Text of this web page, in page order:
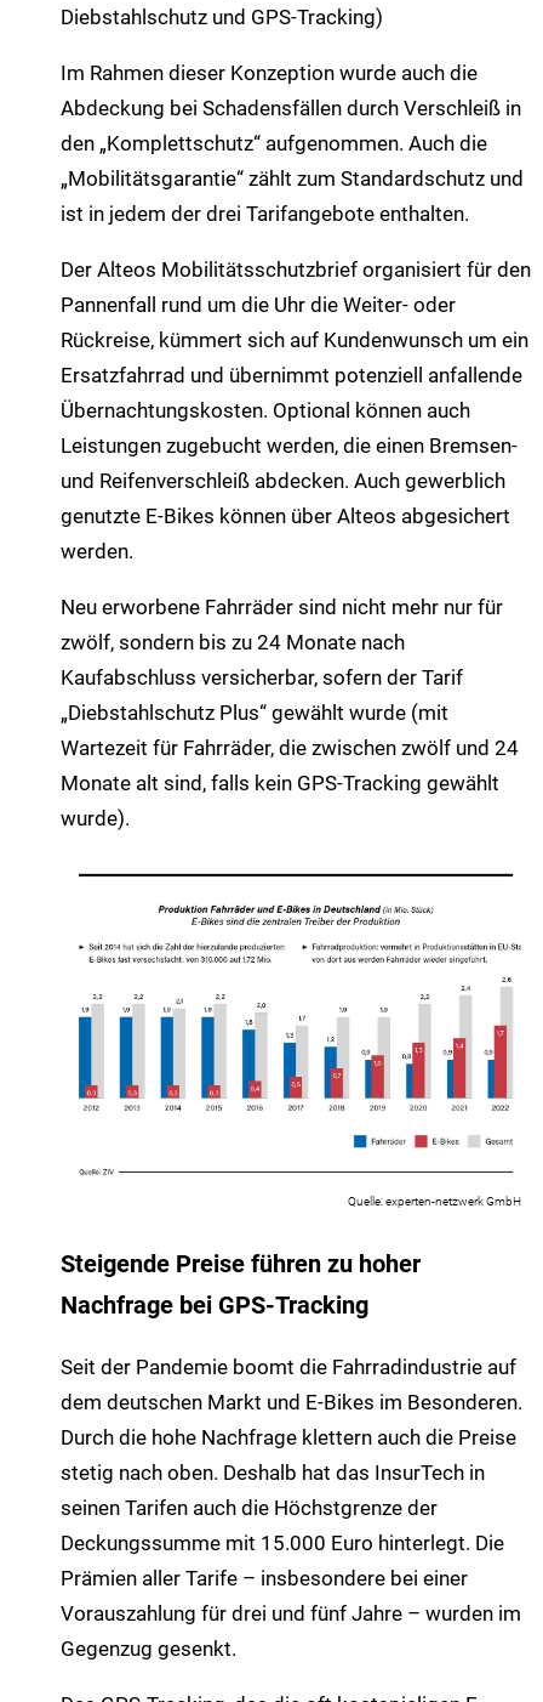
Diebstahlschutz und GPS-Tracking)
Im Rahmen dieser Konzeption wurde auch die
Abdeckung bei Schadensfällen durch Verschleiß in
den „Komplettschutz“ aufgenommen. Auch die
„Mobilitätsgarantie“ zählt zum Standardschutz und
ist in jedem der drei Tarifangebote enthalten.
Der Alteos Mobilitätsschutzbrief organisiert für den
Pannenfall rund um die Uhr die Weiter- oder
Rückreise, kümmert sich auf Kundenwunsch um ein
Ersatzfahrrad und übernimmt potenziell anfallende
Übernachtungskosten. Optional können auch
Leistungen zugebucht werden, die einen Bremsen-
und Reifenverschleiß abdecken. Auch gewerblich
genutzte E-Bikes können über Alteos abgesichert
werden.
Neu erworbene Fahrräder sind nicht mehr nur für
zwölf, sondern bis zu 24 Monate nach
Kaufabschluss versicherbar, sofern der Tarif
„Diebstahlschutz Plus“ gewählt wurde (mit
Wartezeit für Fahrräder, die zwischen zwölf und 24
Monate alt sind, falls kein GPS-Tracking gewählt
wurde).
experten-netzwerk GmbH
Steigende Preise führen zu hoher
Nachfrage bei GPS-Tracking
Seit der Pandemie boomt die Fahrradindustrie auf
dem deutschen Markt und E-Bikes im Besonderen.
Durch die hohe Nachfrage klettern auch die Preise
stetig nach oben. Deshalb hat das InsurTech in
seinen Tarifen auch die Höchstgrenze der
Deckungssumme mit 15.000 Euro hinterlegt. Die
Prämien aller Tarife – insbesondere bei einer
Vorauszahlung für drei und fünf Jahre – wurden im
Gegenzug gesenkt.